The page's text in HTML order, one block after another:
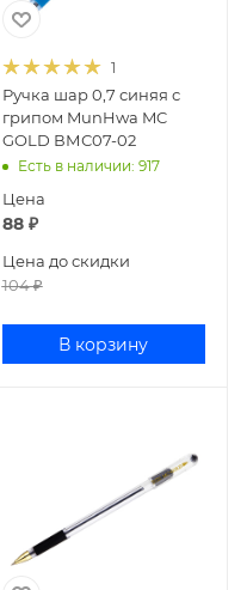
1
Ручка шар 0,7 синяя с
грипом MunHwa MC
GOLD ВМС07-02
Есть в наличии: 917
Цена
88₽
Цена до скидки
104₽
В корзину